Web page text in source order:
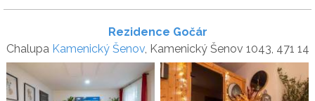
Rezidence Gočár
Chalupa Kamenický Šenov, Kamenický Šenov 1043, 471 14